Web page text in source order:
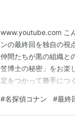
www.youtube.com こ
ンの最終回を独自の視
仲間たちが黒の組織と
笠博士の秘密」をお楽
定をつかって勝手につ
だという事を示す目的
<(_ _)> （でも、ここ
#名探偵コナン #最終